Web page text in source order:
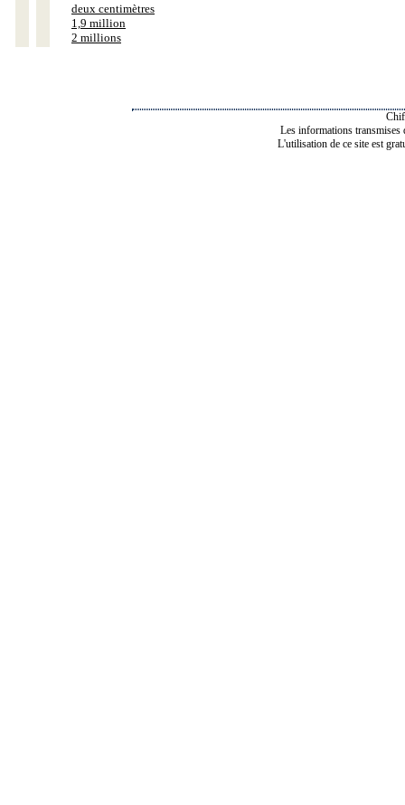
deux centimètres
1,9 million
2 millions
Les informations transmises
L'utilisation de ce site est